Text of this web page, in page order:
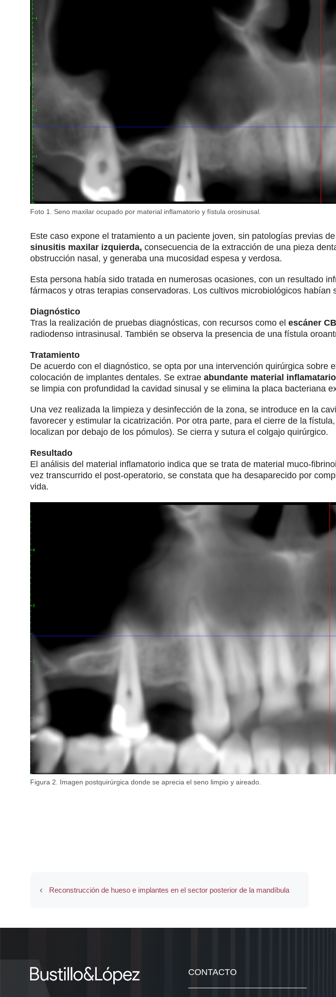
Foto 1. Seno maxilar ocupado por material inflamatorio y fístula orosinusal.
Este caso expone el tratamiento a un paciente joven, sin patologías previas
sinusitis maxilar izquierda, consecuencia de la extracción de una pieza
obstrucción nasal, y generaba una mucosidad espesa y verdosa.
Esta persona había sido tratada en numerosas ocasiones, con un resultado
fármacos y otras terapias conservadoras. Los cultivos microbiológicos habían
Diagnóstico
Tras la realización de pruebas diagnósticas, con recursos como el escáner
radiodenso intrasinusal. También se observa la presencia de una fístula
Tratamiento
De acuerdo con el diagnóstico, se opta por una intervención quirúrgica
colocación de implantes dentales. Se extrae abundante material inflamatario
se limpia con profundidad la cavidad sinusal y se elimina la placa bacteriana
Una vez realizada la limpieza y desinfección de la zona, se introduce en la
favorecer y estimular la cicatrización. Por otra parte, para el cierre de la
localizan por debajo de los pómulos). Se cierra y sutura el colgajo quirúrgico.
Resultado
El análisis del material inflamatorio indica que se trata de material muco-
vez transcurrido el post-operatorio, se constata que ha desaparecido por
vida.
Figura 2. Imagen postquirúrgica donde se aprecia el seno limpio y aireado.
Reconstrucción de hueso e implantes en el sector posterior de la mandíbula
CONTACTO